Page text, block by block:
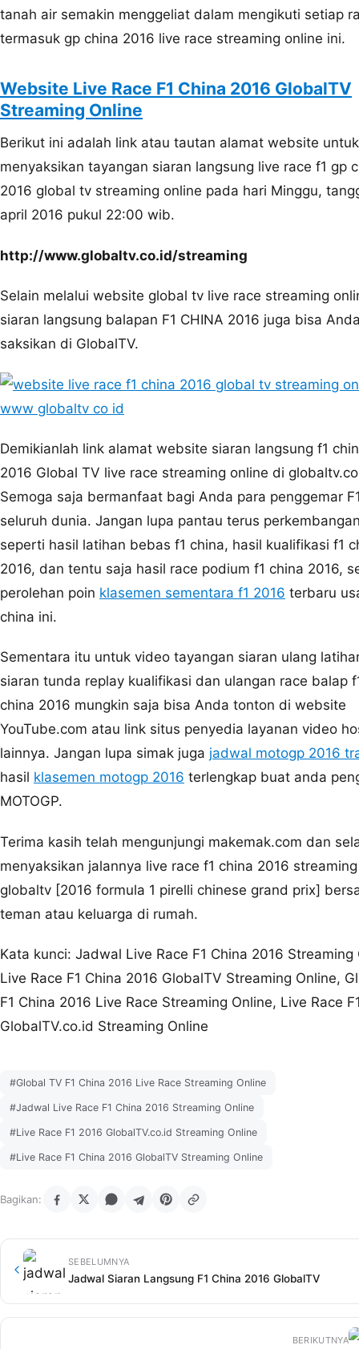
tanah air semakin menggeliat dalam mengikuti setiap
termasuk gp china 2016 live race streaming online ini.
Website Live Race F1 China 2016 GlobalTV
Streaming Online
Berikut ini adalah link atau tautan alamat website untuk
menyaksikan tayangan siaran langsung live race f1 gp
2016 global tv streaming online pada hari Minggu,
april 2016 pukul 22:00 wib.
http://www.globaltv.co.id/streaming
Selain melalui website global tv live race streaming
siaran langsung balapan F1 CHINA 2016 juga bisa
saksikan di GlobalTV.
Demikianlah link alamat website siaran langsung f1
2016 Global TV live race streaming online di
Semoga saja bermanfaat bagi Anda para penggemar
seluruh dunia. Jangan lupa pantau terus
seperti hasil latihan bebas f1 china, hasil kualifikasi f1
2016, dan tentu saja hasil race podium f1 china 2016,
perolehan poin klasemen sementara f1 2016 terbaru
china ini.
Sementara itu untuk video tayangan siaran ulang
siaran tunda replay kualifikasi dan ulangan race balap
china 2016 mungkin saja bisa Anda tonton di website
YouTube.com atau link situs penyedia layanan video
lainnya. Jangan lupa simak juga jadwal motogp 2016
hasil klasemen motogp 2016 terlengkap buat anda
MOTOGP.
Terima kasih telah mengunjungi makemak.com dan
menyaksikan jalannya live race f1 china 2016
globaltv [2016 formula 1 pirelli chinese grand prix]
teman atau keluarga di rumah.
Kata kunci: Jadwal Live Race F1 China 2016 Streaming
Live Race F1 China 2016 GlobalTV Streaming Online,
F1 China 2016 Live Race Streaming Online, Live Race
GlobalTV.co.id Streaming Online
#Global TV F1 China 2016 Live Race Streaming Online
#Jadwal Live Race F1 China 2016 Streaming Online
#Live Race F1 2016 GlobalTV.co.id Streaming Online
#Live Race F1 China 2016 GlobalTV Streaming Online
Bagikan:
SEBELUMNYA
Jadwal Siaran Langsung F1 China 2016 GlobalTV
BERIKUTNYA